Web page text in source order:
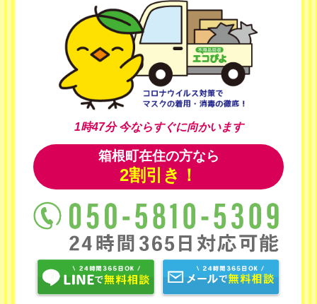
1時47分今ならすぐに向かいます
箱根町在住の方なら
2割引き！